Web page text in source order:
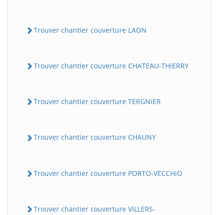
Trouver chantier couverture LAON
Trouver chantier couverture CHATEAU-THiERRY
Trouver chantier couverture TERGNiER
Trouver chantier couverture CHAUNY
Trouver chantier couverture PORTO-VECCHiO
Trouver chantier couverture ViLLERS-